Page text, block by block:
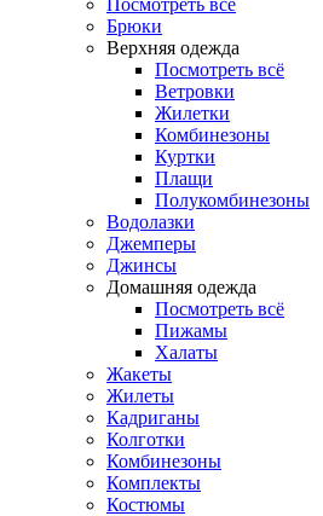
Брюки
Верхняя одежда
Посмотреть всё
Ветровки
Жилетки
Комбинезоны
Куртки
Плащи
Полукомбинезоны
Водолазки
Джемперы
Джинсы
Домашняя одежда
Посмотреть всё
Пижамы
Халаты
Жакеты
Жилеты
Кадриганы
Колготки
Комбинезоны
Комплекты
Костюмы